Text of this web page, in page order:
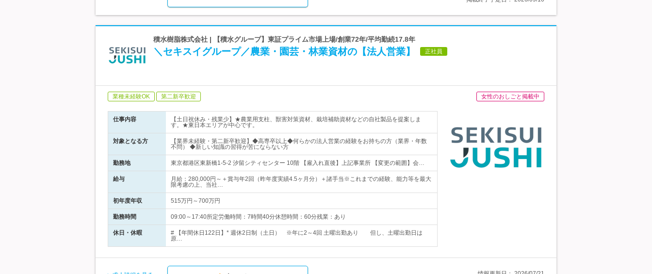
積水樹脂株式会社 | 【積水グループ】東証プライム市場上場/創業72年/平均勤続17.8年
＼セキスイグループ／農業・園芸・林業資材の【法人営業】 正社員
業種未経験OK 第二新卒歓迎 女性のおしごと掲載中
仕事内容
【土日祝休み・残業少】★農業用支柱、獣害対策資材、栽培補助資材などの自社製品を提案しま
す。★東日本エリアが中心です。
対象となる方
【業界未経験・第二新卒歓迎】◆高専卒以上◆何らかの法人営業の経験をお持ちの方（業界・年数
不問） ◆新しい知識の習得が苦にならない方
勤務地 東京都港区東新橋1-5-2 汐留シティセンター 10階 【雇入れ直後】上記事業所 【変更の範囲】会…
給与
月給：280,000円～＋賞与年2回（昨年度実績4.5ヶ月分）＋諸手当※これまでの経験、能力等を最大
限考慮の上、当社…
初年度年収 515万円～700万円
勤務時間 09:00～17:40所定労働時間：7時間40分休憩時間：60分残業：あり
休日・休暇
# 【年間休日122日】* 週休2日制（土日） ※年に2～4回 土曜出勤あり 但し、土曜出勤日は
原…